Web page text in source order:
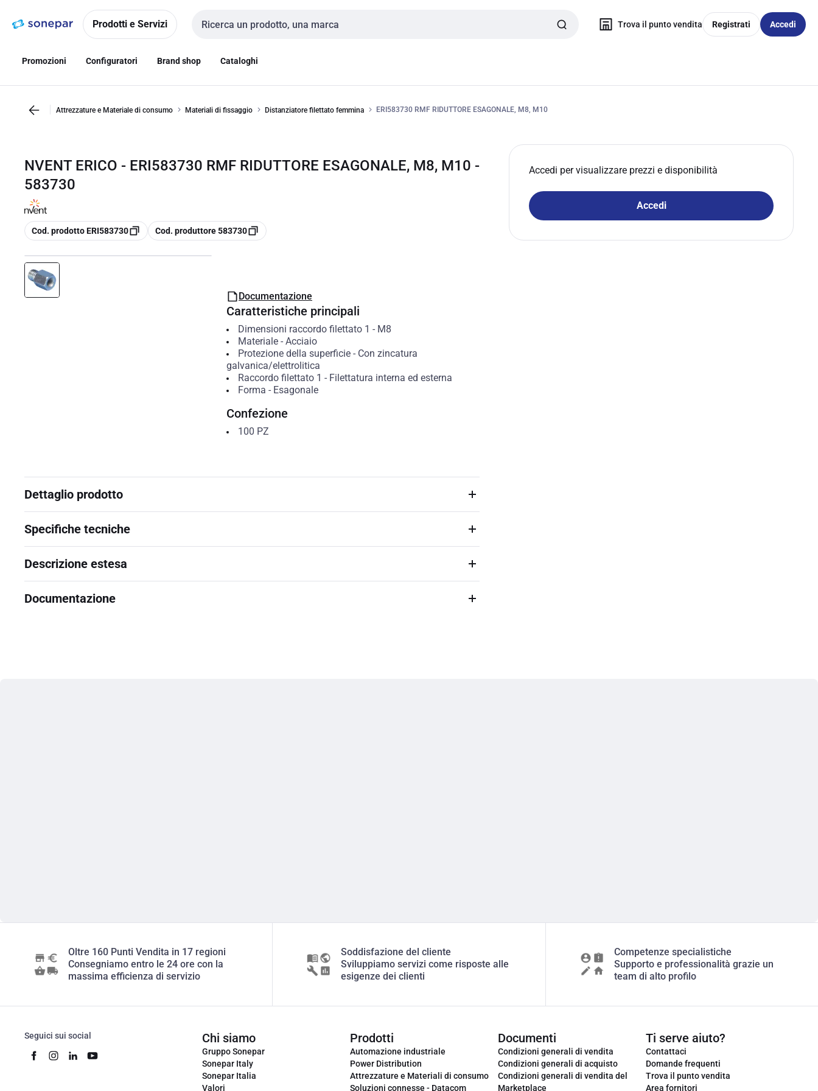
navigazionealla
Prodotti e Servizi
Cerca input
Trova il punto vendita Registrati Accedi
Promozioni Configuratori Brand shop Cataloghi
Attrezzature e Materiale di consumo Materiali di fissaggio Distanziatore filettato femmina ERI583730 RMF RIDUTTORE ESAGONALE, M8, M10
NVENT ERICO - ERI583730 RMF RIDUTTORE ESAGONALE, M8, M10 -
583730
copia
Cod. prodotto ERI583730 copia
Cod. produttore 583730
Accedi per visualizzare prezzi e disponibilità
Accedi
Documentazione
Caratteristiche principali
Dimensioni raccordo filettato 1 - M8
Materiale- Acciaio
Protezione della superficie- Con zincatura
galvanica/elettrolitica
Raccordo filettato 1 - Filettatura interna ed esterna
Forma - Esagonale
Confezione
100 PZ
Dettaglio prodotto
Specifiche tecniche
Descrizione estesa
Documentazione
Oltre 160 Punti Vendita in 17 regioni
Consegniamo entro le 24 ore con la
massima efficienza di servizio
Soddisfazione del cliente
Sviluppiamo servizi come risposte alle
esigenze dei clienti
Competenze specialistiche
Supporto e professionalità grazie un
team di alto profilo
Seguici sui social Chi siamo
Gruppo Sonepar
Sonepar Italy
Sonepar Italia
Valori
Prodotti
Automazione industriale
Power Distribution
Attrezzature e Materiali di consumo
Soluzioni connesse - Datacom
Documenti
Condizioni generali di vendita
Condizioni generali di acquisto
Condizioni generali di vendita del
Marketplace
Ti serve aiuto?
Contattaci
Domande frequenti
Trova il punto vendita
Area fornitori